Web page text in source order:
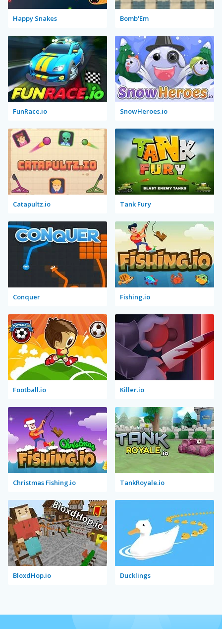
Happy Snakes Bomb'Em
FunRace.io SnowHeroes.io
Catapultz.io Tank Fury
Conquer Fishing.io
Football.io Killer.io
Christmas Fishing.io TankRoyale.io
BloxdHop.io Ducklings